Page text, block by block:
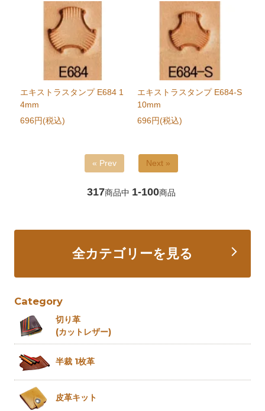
エキストラスタンプ E684 1
4mm
696円(税込)
エキストラスタンプ E684-S
10mm
696円(税込)
« Prev Next »
317商品中 1-100商品
全カテゴリーを見る
Category
切り革
(カットレザー)
半裁 1枚革
皮革キット